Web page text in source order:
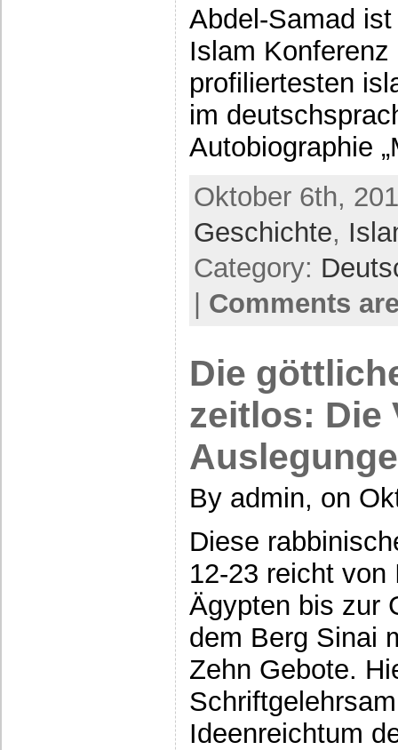
Abdel-Samad
Islam
profiliertesten
im
Autobiographie
Oktober 6th,
Geschichte,
Category:
| Comments
Die
zeitlos: Die
By admin, on
Diese
12-23 reicht
Ägypten bis zur
dem Berg Sinai
Zehn Gebote.
Ideenreichtum